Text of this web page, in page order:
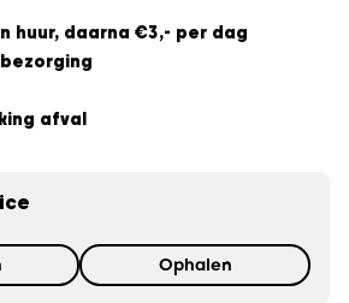
huur, daarna €3,- per dag
afval
Ophalen